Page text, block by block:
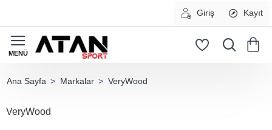
Giriş Kayıt
Markalar VeryWood
VeryWood